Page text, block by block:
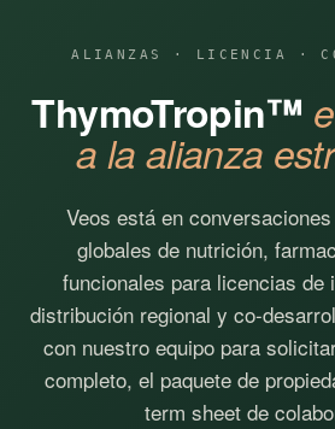
ALIANZAS · LICENCIA ·
ThymoTropin™
a la alianza
Veos está en
globales de nutrición,
funcionales para licencias de
distribución regional y co-
con nuestro equipo para
completo, el paquete de
term sheet de